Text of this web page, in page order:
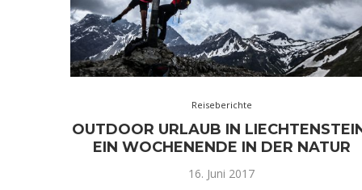
Reiseberichte
OUTDOOR URLAUB IN
EIN WOCHENENDE IN DER NATUR
16. Juni 2017